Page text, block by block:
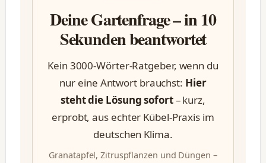
Deine Gartenfrage – in 10
Sekunden beantwortet
Kein 3000-Wörter-Ratgeber, wenn du
nur eine Antwort brauchst: Hier
steht die Lösung sofort– kurz,
erprobt, aus echter Kübel-Praxis im
deutschen Klima.
Granatapfel, Zitruspflanzen und Düngen –